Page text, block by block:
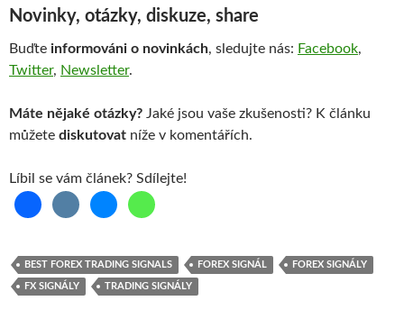
Novinky, otázky, diskuze, share
Buďte informováni o novinkách, sledujte nás: Facebook,
Twitter, Newsletter.
Máte nějaké otázky? Jaké jsou vaše zkušenosti? K článku
můžete diskutovat níže v komentářích.
Líbil se vám článek? Sdílejte!
BEST FOREX TRADING SIGNALS FOREX SIGNÁL FOREX SIGNÁLY
FX SIGNÁLY TRADING SIGNÁLY